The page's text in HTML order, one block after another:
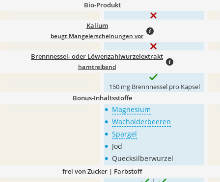
Bio-Produkt
Kalium
beugt Mangelerscheinungen vor
Brennnessel- oder Löwenzahlwurzelextrakt
harntreibend
150 mg Brennnessel pro Kapsel
Bonus-Inhaltsstoffe
• Magnesium
• Wacholderbeeren
• Spargel
• Jod
• Quecksilberwurzel
frei von Zucker | Farbstoff